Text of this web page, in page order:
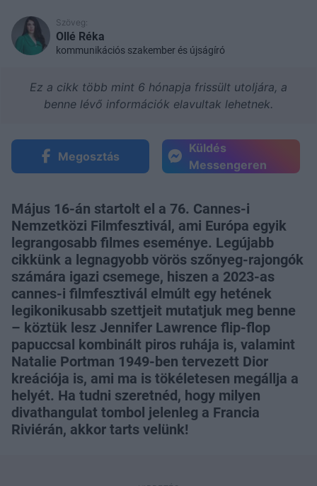
Szöveg:
Ollé Réka
kommunikációs szakember és újságíró
Ez a cikk több mint 6 hónapja frissült utoljára, a
benne lévő információk elavultak lehetnek.
Megosztás
Küldés
Messengeren
Május 16-án startolt el a 76. Cannes-i
Nemzetközi Filmfesztivál, ami Európa egyik
legrangosabb filmes eseménye. Legújabb
cikkünk a legnagyobb vörös szőnyeg-rajongók
számára igazi csemege, hiszen a 2023-as
cannes-i filmfesztivál elmúlt egy hetének
legikonikusabb szettjeit mutatjuk meg benne
– köztük lesz Jennifer Lawrence flip-flop
papuccsal kombinált piros ruhája is, valamint
Natalie Portman 1949-ben tervezett Dior
kreációja is, ami ma is tökéletesen megállja a
helyét. Ha tudni szeretnéd, hogy milyen
divathangulat tombol jelenleg a Francia
Riviérán, akkor tarts velünk!